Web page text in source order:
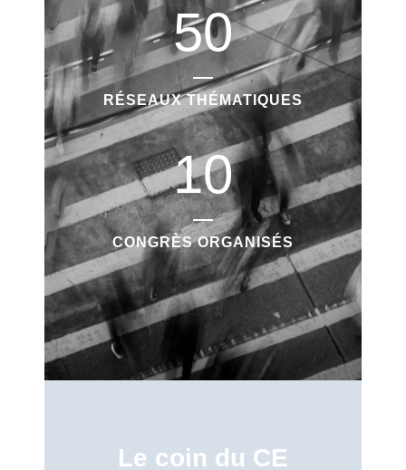
50
RÉSEAUX THÉMATIQUES
10
CONGRÈS ORGANISÉS
Le coin du CE